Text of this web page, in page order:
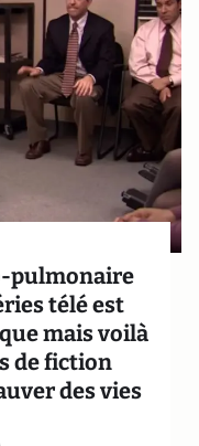
pulmonaire
télé est
mais voilà
de fiction
des vies